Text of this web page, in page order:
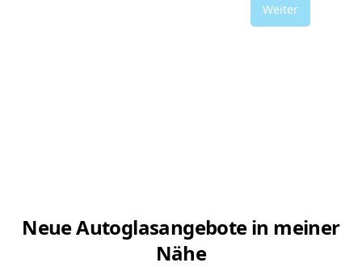
Weiter
Neue Autoglasangebote in meiner
Nähe